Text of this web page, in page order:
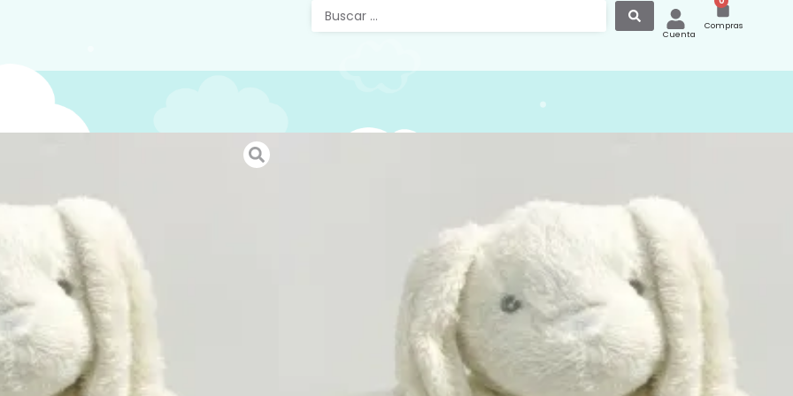
Cuenta
Compras
Dulce conejo peluche personificable para bebé
en algodón 100% la marca InterBaby, que será el
compañero perfecto para sus ratos de juego y
descanso, personalizable con bordado.
Te invitamos tambien a ver mas modelos de
nuestros productos en nuestra página web
https://canastilla.com.es/tienda/
Para ideas de regalos o inspiración para vestir a
tu bebe consulta nuetra página de
instagram